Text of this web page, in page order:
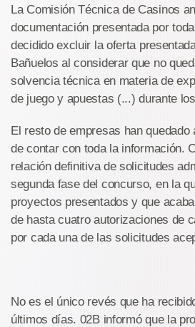
La Comisión Técnica de Casinos
documentación presentada por
decidido excluir la oferta
Bañuelos al considerar que no
solvencia técnica en materia de
de juego y apuestas (...) durante
El resto de empresas han
de contar con toda la información.
relación definitiva de solicitudes
segunda fase del concurso, en la
proyectos presentados y que
de hasta cuatro autorizaciones de
por cada una de las solicitudes
No es el único revés que ha
últimos días. 02B informó que la